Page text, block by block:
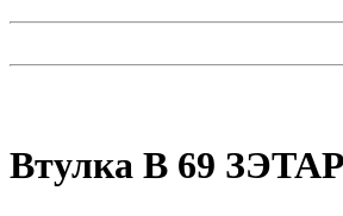
Втулка В 69